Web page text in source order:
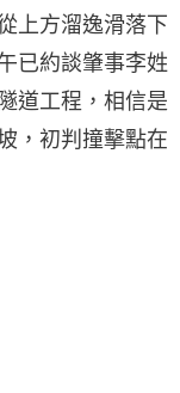
上方溜逸滑落下
已約談肇事李姓
道工程，相信是
，初判撞擊點在